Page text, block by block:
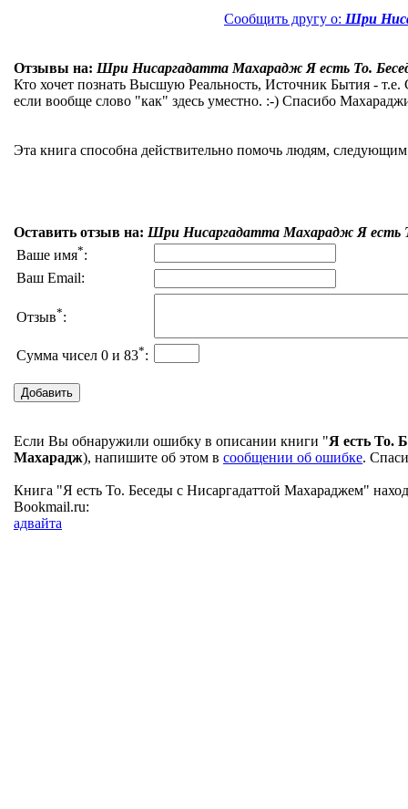
Сообщить другу о: Шри
Отзывы на: Шри Нисаргадатта Махарадж Я есть То.
Кто хочет познать Высшую Реальность, Источник Бытия -
если вообще слово "как" здесь уместно. :-) Спасибо
Эта книга способна действительно помочь людям,
Оставить отзыв на: Шри Нисаргадатта Махарадж Я есть
Ваше имя*:
Ваш Email:
Отзыв*:
Сумма чисел 0 и 83*:
Если Вы обнаружили ошибку в описании книги "Я есть То.
Махарадж), напишите об этом в сообщении об ошибке.
Книга "Я есть То. Беседы с Нисаргадаттой Махараджем"
Bookmail.ru:
адвайта